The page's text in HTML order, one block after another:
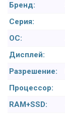
Бренд:
Серия:
ОС:
Дисплей:
Разрешение:
Процессор:
RAM+SSD: